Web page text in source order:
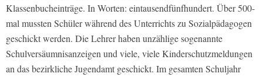
Klassenbucheinträge. In Worten: eintausendfünfhundert. Über 500-
mal mussten Schüler während des Unterrichts zu Sozialpädagogen
geschickt werden. Die Lehrer haben unzählige sogenannte
Schulversäumnisanzeigen und viele, viele Kinderschutzmeldungen
an das bezirkliche Jugendamt geschickt. Im gesamten Schuljahr